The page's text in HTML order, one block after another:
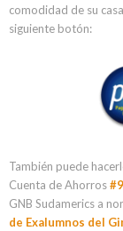
comodidad de su
siguiente botón:
También puede
Cuenta de Ahorros
GNB Sudamerics a
de Exalumnos del